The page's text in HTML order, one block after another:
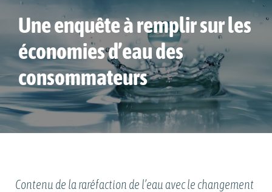
Une enquête à remplir sur les
économies d’eau des
consommateurs
Contenu de la raréfaction de l’eau avec le changement